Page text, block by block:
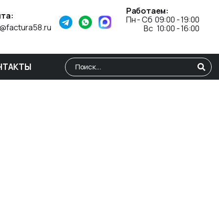
Работаем:
Пн - Сб 09:00 - 19:00
Вс 10:00 - 16:00
Type 2 or more characters for results.